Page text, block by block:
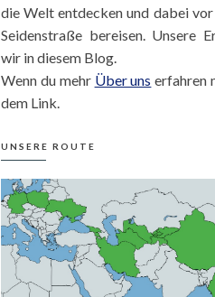
die Welt entdecken und dabei
Seidenstraße bereisen. Unsere
wir in diesem Blog.
Wenn du mehr Über uns erfahren
dem Link.
UNSERE ROUTE